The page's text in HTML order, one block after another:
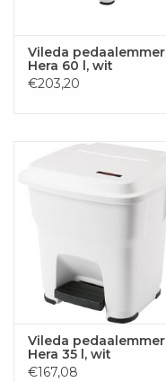
Vileda pedaalemmer
Hera 60 l, wit
€203,20
Vileda pedaalemmer
Hera 35 l, wit
€167,08